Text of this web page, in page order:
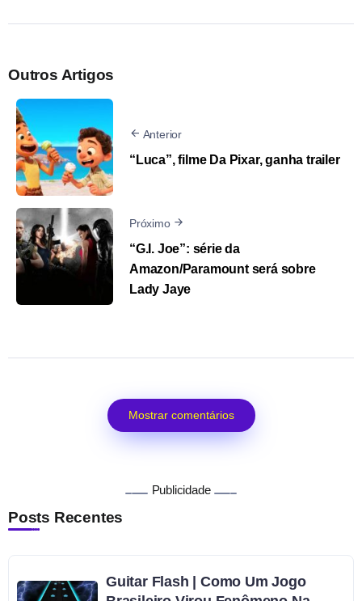
Outros Artigos
Anterior
“Luca”, filme Da Pixar, ganha trailer
Próximo
“G.I. Joe”: série da
Amazon/Paramount será sobre
Lady Jaye
Mostrar comentários
Publicidade
Posts Recentes
Guitar Flash | Como Um Jogo